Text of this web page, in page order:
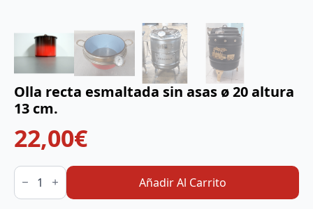
Olla recta esmaltada sin asas ø 20 altura
13 cm.
22,00€
Olla
recta
esmaltada
sin
Añadir Al Carrito